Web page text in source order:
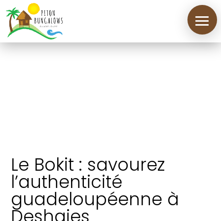
Accueil
Location
Le Bokit : savourez
l’authenticité
guadeloupéenne à